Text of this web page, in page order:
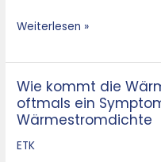
Weiterlesen »
Wie kommt die
oftmals ein
Wärmestromdichte
ETK
Wie
kommt
die
Wärme